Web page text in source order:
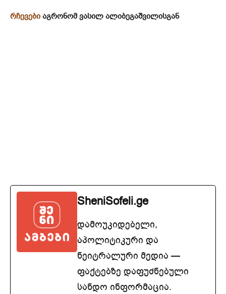
რჩევები აგრონომ ვასილ ალიბეგაშვილისგან
SheniSofeli.ge
დამოუკიდებელი,
აპოლიტიკური და
ნეიტრალური მედია —
ფაქტებზე დაფუძნებული
სანდო ინფორმაცია.